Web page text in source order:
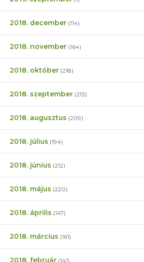
2018. december (114)
2018. november (164)
2018. október (218)
2018. szeptember (213)
2018. augusztus (209)
2018. július (194)
2018. június (212)
2018. május (220)
2018. április (147)
2018. március (161)
2018. február (141)